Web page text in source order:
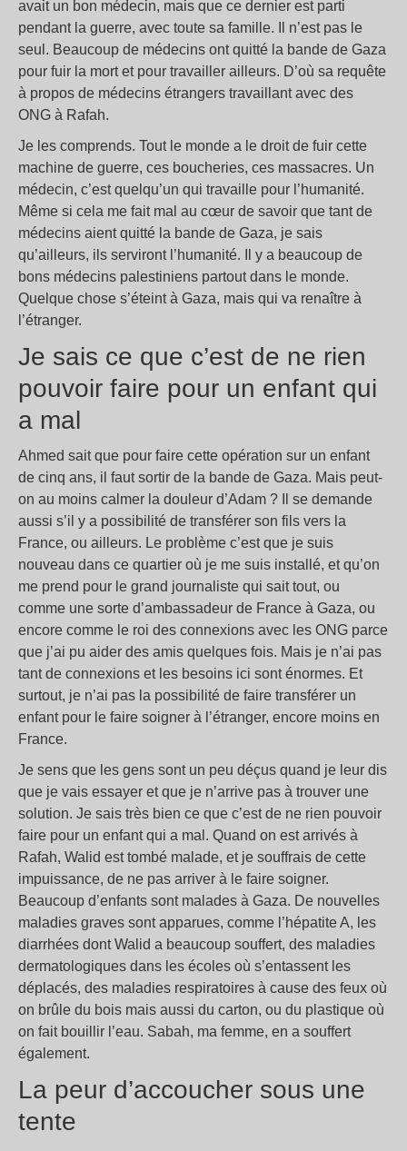
avait un bon médecin, mais que ce dernier est parti
pendant la guerre, avec toute sa famille. Il n’est pas le
seul. Beaucoup de médecins ont quitté la bande de Gaza
pour fuir la mort et pour travailler ailleurs. D’où sa requête
à propos de médecins étrangers travaillant avec des
ONG à Rafah.
Je les comprends. Tout le monde a le droit de fuir cette
machine de guerre, ces boucheries, ces massacres. Un
médecin, c’est quelqu’un qui travaille pour l’humanité.
Même si cela me fait mal au cœur de savoir que tant de
médecins aient quitté la bande de Gaza, je sais
qu’ailleurs, ils serviront l’humanité. Il y a beaucoup de
bons médecins palestiniens partout dans le monde.
Quelque chose s’éteint à Gaza, mais qui va renaître à
l’étranger.
Je sais ce que c’est de ne rien
pouvoir faire pour un enfant qui
a mal
Ahmed sait que pour faire cette opération sur un enfant
de cinq ans, il faut sortir de la bande de Gaza. Mais peut-
on au moins calmer la douleur d’Adam ? Il se demande
aussi s’il y a possibilité de transférer son fils vers la
France, ou ailleurs. Le problème c’est que je suis
nouveau dans ce quartier où je me suis installé, et qu’on
me prend pour le grand journaliste qui sait tout, ou
comme une sorte d’ambassadeur de France à Gaza, ou
encore comme le roi des connexions avec les ONG parce
que j’ai pu aider des amis quelques fois. Mais je n’ai pas
tant de connexions et les besoins ici sont énormes. Et
surtout, je n’ai pas la possibilité de faire transférer un
enfant pour le faire soigner à l’étranger, encore moins en
France.
Je sens que les gens sont un peu déçus quand je leur dis
que je vais essayer et que je n’arrive pas à trouver une
solution. Je sais très bien ce que c’est de ne rien pouvoir
faire pour un enfant qui a mal. Quand on est arrivés à
Rafah, Walid est tombé malade, et je souffrais de cette
impuissance, de ne pas arriver à le faire soigner.
Beaucoup d’enfants sont malades à Gaza. De nouvelles
maladies graves sont apparues, comme l’hépatite A, les
diarrhées dont Walid a beaucoup souffert, des maladies
dermatologiques dans les écoles où s’entassent les
déplacés, des maladies respiratoires à cause des feux où
on brûle du bois mais aussi du carton, ou du plastique où
on fait bouillir l’eau. Sabah, ma femme, en a souffert
également.
La peur d’accoucher sous une
tente